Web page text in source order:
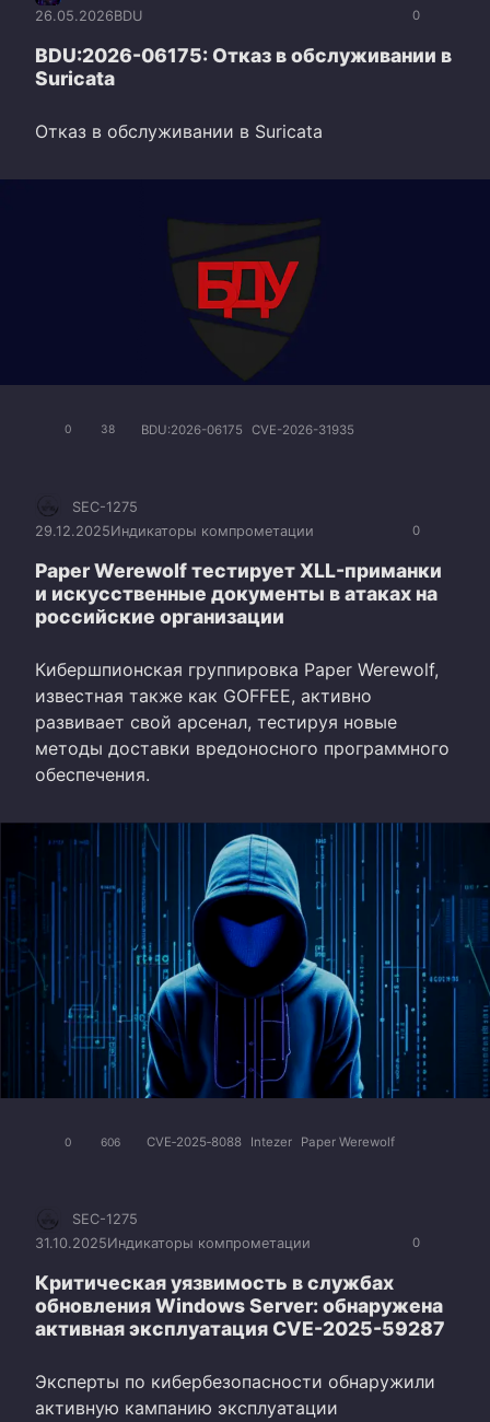
0
26.05.2026BDU
BDU:2026-06175: Отказ в обслуживании в
Suricata
Отказ в обслуживании в Suricata
0 38 BDU:2026-06175 CVE-2026-31935
0
SEC-1275
29.12.2025Индикаторы компрометации
Paper Werewolf тестирует XLL-приманки
и искусственные документы в атаках на
российские организации
Кибершпионская группировка Paper Werewolf,
известная также как GOFFEE, активно
развивает свой арсенал, тестируя новые
методы доставки вредоносного программного
обеспечения.
0 606 CVE‑2025‑8088 Intezer Paper Werewolf
0
SEC-1275
31.10.2025Индикаторы компрометации
Критическая уязвимость в службах
обновления Windows Server: обнаружена
активная эксплуатация CVE-2025-59287
Эксперты по кибербезопасности обнаружили
активную кампанию эксплуатации